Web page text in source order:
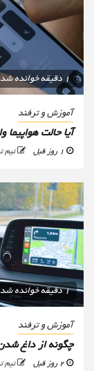
1 دقیقه خوانده شده
آموزش و ترفند
آیا حالت هواپیما
تیم
1 دقیقه خوانده شده
آموزش و ترفند
چگونه از داغ
تیم